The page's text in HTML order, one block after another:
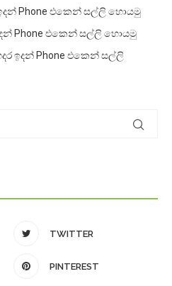
Phone එකෙන් සල්ලි හොයමු
Phone එකෙන් සල්ලි හොයමු
ඉදන් Phone එකෙන් සල්ලි
TWITTER
PINTEREST